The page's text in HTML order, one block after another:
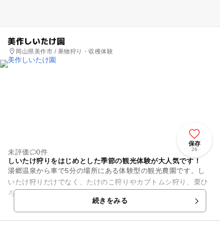
美作しいたけ園
岡山県美作市 / 果物狩り・収穫体験
保存
26
未評価
0件
しいたけ狩りをはじめとした季節の観光体験が大人気です！
湯郷温泉から車で5分の場所にある体験型の観光農園です。し
いたけ狩りだけでなく、たけのこ狩りやカブトムシ狩り、栗ひ
ろい体験、パターゴルフ、ハナショウブ観賞など、親子そろて
さまざまな体験ができます。...続きをみる